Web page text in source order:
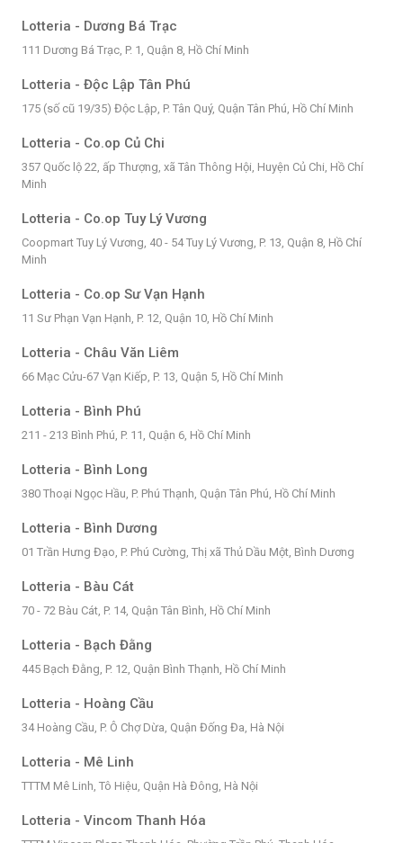
Lotteria - Dương Bá Trạc
111 Dương Bá Trạc, P. 1, Quận 8, Hồ Chí Minh
Lotteria - Độc Lập Tân Phú
175 (số cũ 19/35) Độc Lập, P. Tân Quý, Quận Tân Phú, Hồ Chí Minh
Lotteria - Co.op Củ Chi
357 Quốc lộ 22, ấp Thượng, xã Tân Thông Hội, Huyện Củ Chi, Hồ Chí
Minh
Lotteria - Co.op Tuy Lý Vương
Coopmart Tuy Lý Vương, 40 - 54 Tuy Lý Vương, P. 13, Quận 8, Hồ Chí
Minh
Lotteria - Co.op Sư Vạn Hạnh
11 Sư Phạn Vạn Hạnh, P. 12, Quận 10, Hồ Chí Minh
Lotteria - Châu Văn Liêm
66 Mạc Cửu-67 Vạn Kiếp, P. 13, Quận 5, Hồ Chí Minh
Lotteria - Bình Phú
211 - 213 Bình Phú, P. 11, Quận 6, Hồ Chí Minh
Lotteria - Bình Long
380 Thoại Ngọc Hầu, P. Phú Thạnh, Quận Tân Phú, Hồ Chí Minh
Lotteria - Bình Dương
01 Trần Hưng Đạo, P. Phú Cường, Thị xã Thủ Dầu Một, Bình Dương
Lotteria - Bàu Cát
70 - 72 Bàu Cát, P. 14, Quận Tân Bình, Hồ Chí Minh
Lotteria - Bạch Đằng
445 Bạch Đằng, P. 12, Quận Bình Thạnh, Hồ Chí Minh
Lotteria - Hoàng Cầu
34 Hoàng Cầu, P. Ô Chợ Dừa, Quận Đống Đa, Hà Nội
Lotteria - Mê Linh
TTTM Mê Linh, Tô Hiệu, Quận Hà Đông, Hà Nội
Lotteria - Vincom Thanh Hóa